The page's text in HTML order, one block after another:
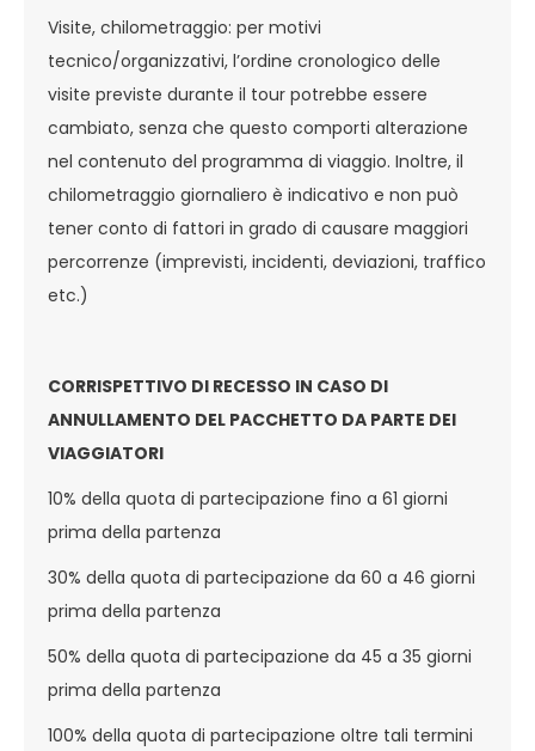
Visite, chilometraggio: per motivi
tecnico/organizzativi, l’ordine cronologico delle
visite previste durante il tour potrebbe essere
cambiato, senza che questo comporti alterazione
nel contenuto del programma di viaggio. Inoltre, il
chilometraggio giornaliero è indicativo e non può
tener conto di fattori in grado di causare maggiori
percorrenze (imprevisti, incidenti, deviazioni, traffico
etc.)
CORRISPETTIVO DI RECESSO IN CASO DI
ANNULLAMENTO DEL PACCHETTO DA PARTE DEI
VIAGGIATORI
10% della quota di partecipazione fino a 61 giorni
prima della partenza
30% della quota di partecipazione da 60 a 46 giorni
prima della partenza
50% della quota di partecipazione da 45 a 35 giorni
prima della partenza
100% della quota di partecipazione oltre tali termini